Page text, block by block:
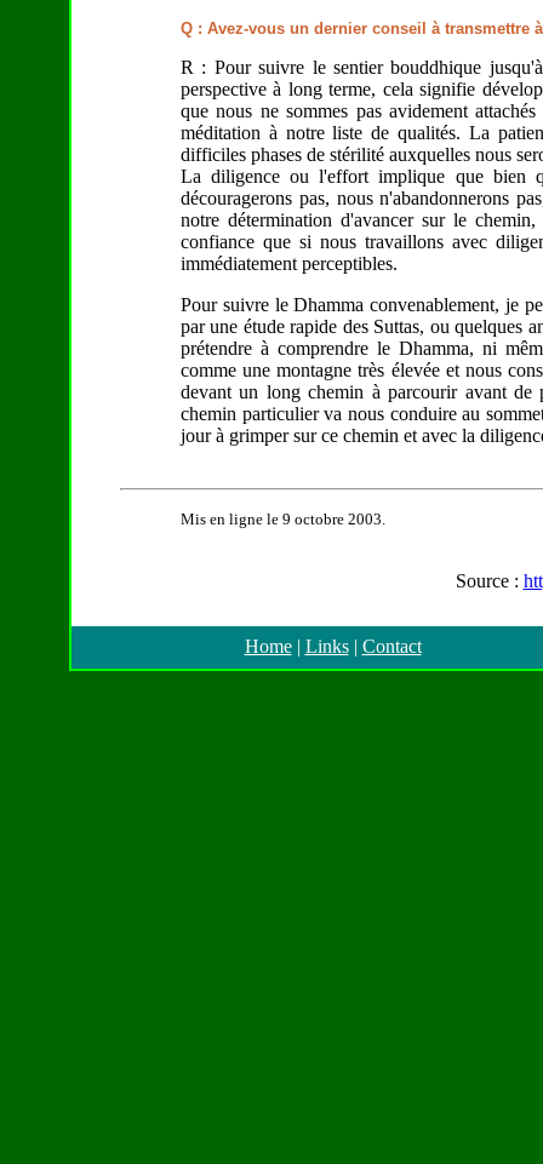
Q : Avez-vous un dernier conseil à transmettre
R : Pour suivre le sentier bouddhique
perspective à long terme, cela signifie
que nous ne sommes pas avidement
méditation à notre liste de qualités. La
difficiles phases de stérilité auxquelles nous
La diligence ou l'effort implique que bien
découragerons pas, nous n'abandonnerons
notre détermination d'avancer sur le
confiance que si nous travaillons avec
immédiatement perceptibles.
Pour suivre le Dhamma convenablement, je
par une étude rapide des Suttas, ou quelques
prétendre à comprendre le Dhamma, ni
comme une montagne très élevée et nous
devant un long chemin à parcourir avant
chemin particulier va nous conduire au
jour à grimper sur ce chemin et avec la
Mis en ligne le 9 octobre 2003.
Source :
Home| Links| Contact